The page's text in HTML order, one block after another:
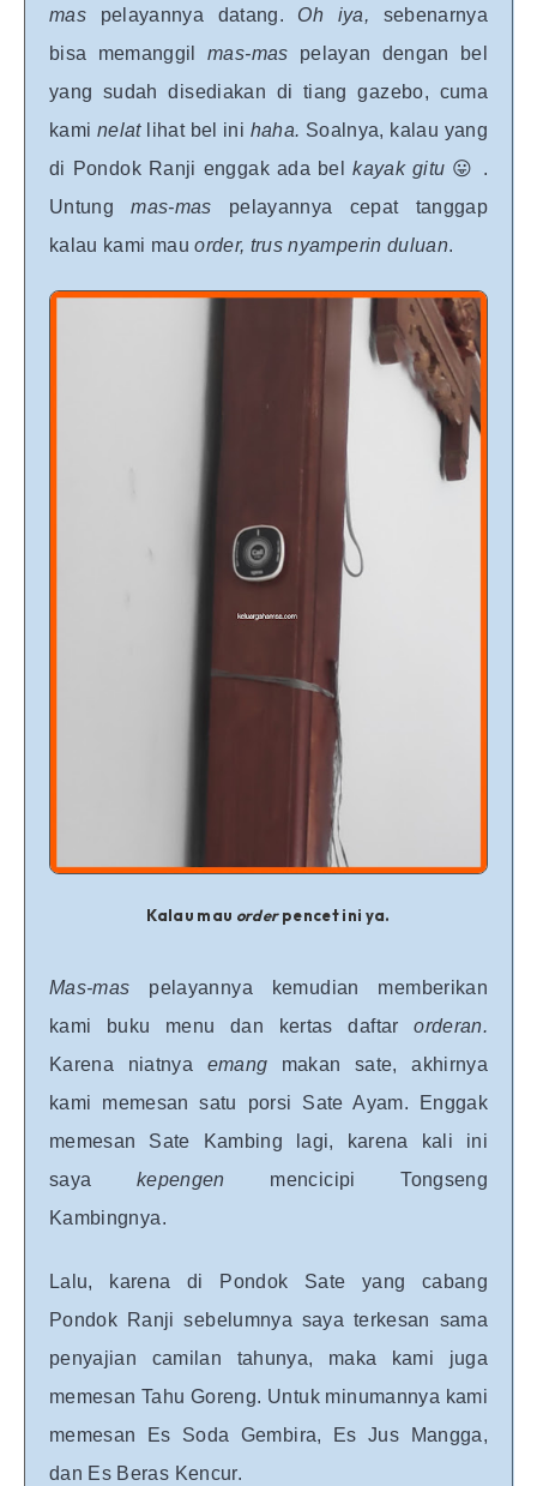
mas pelayannya datang. Oh iya, sebenarnya
bisa memanggilmas-mas pelayan dengan bel
yang sudah disediakan di tiang gazebo, cuma
kami nelat lihat bel ini haha. Soalnya, kalau yang
di Pondok Ranji enggak ada belkayak gitu 😛 .
Untungmas-mas pelayannya cepat tanggap
kalau kami mauorder, trus nyamperin duluan.
Kalau mau orderpencet ini ya.
Mas-mas pelayannya kemudian memberikan
kami buku menu dan kertas daftarorderan.
Karena niatnya emang makan sate, akhirnya
kami memesan satu porsi Sate Ayam. Enggak
memesan Sate Kambing lagi, karena kali ini
sayakepengen mencicipi Tongseng
Kambingnya.
Lalu, karena di Pondok Sate yang cabang
Pondok Ranji sebelumnya saya terkesan sama
penyajian camilan tahunya, maka kami juga
memesan Tahu Goreng. Untuk minumannya kami
memesan Es Soda Gembira, Es Jus Mangga,
dan Es Beras Kencur.